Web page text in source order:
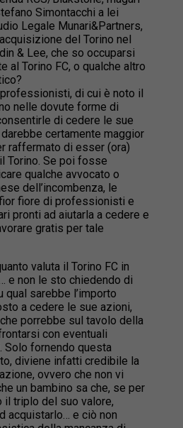
Simontacchi a lei
Legale Munari&Partners,
del Torino nel
& Lee, che so occuparsi
al Torino FC, o qualche altro
di cui è noto il
nelle dovute forme di
di cedere le sue
certamente maggior
raffermato di esser (ora)
Torino. Se poi fosse
qualche avvocato o
dell’incombenza, le
fiore di professionisti e
pronti ad aiutarla a cedere e
gratis per tale
valuta il Torino FC in
e non le sto chiedendo di
qual sarebbe l’importo
a cedere le sue azioni,
porrebbe sul tavolo della
con eventuali
Solo fornendo questa
diviene infatti credibile la
ovvero che non vi
un bambino sa che, se per
il triplo del suo valore,
acquistarlo… e ciò non